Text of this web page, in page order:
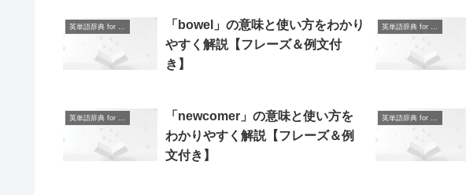
「bowel」の意味と使い方をわかり
やすく解説【フレーズ＆例文付
き】
「newcomer」の意味と使い方を
わかりやすく解説【フレーズ＆例
文付き】